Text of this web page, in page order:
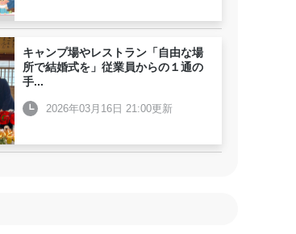
キャンプ場やレストラン「自由な場
所で結婚式を」従業員からの１通の
手...
2026年03月16日 21:00更新